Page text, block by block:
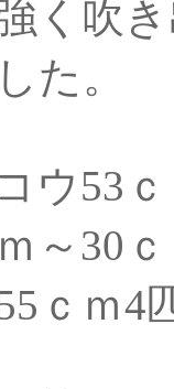
く吹
た。
ウ53
～30
ｃｍ